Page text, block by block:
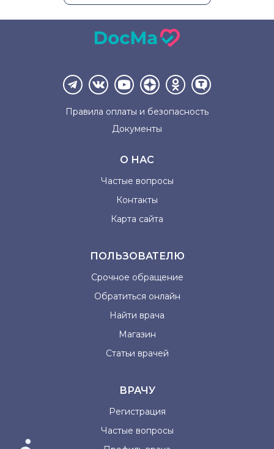
Правила оплаты и безопасность
Документы
О НАС
Частые вопросы
Контакты
Карта сайта
ПОЛЬЗОВАТЕЛЮ
Срочное обращение
Обратиться онлайн
Найти врача
Магазин
Статьи врачей
ВРАЧУ
Регистрация
Частые вопросы